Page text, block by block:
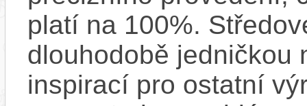
platí na 100%.
dlouhodobě jedničkou
inspirací pro ostatní